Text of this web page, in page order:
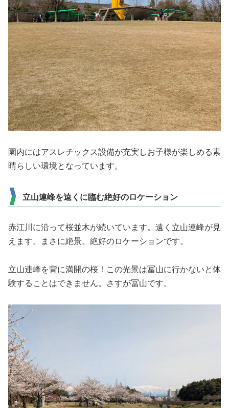
園内にはアスレチックス設備が充実しお子様が楽しめる素
晴らしい環境となっています。
立山連峰を遠くに臨む絶好のロケーション
赤江川に沿って桜並木が続いています。遠く立山連峰が見
えます。まさに絶景。絶好のロケーションです。
立山連峰を背に満開の桜！この光景は冨山に行かないと体
験することはできません。さすが冨山です。